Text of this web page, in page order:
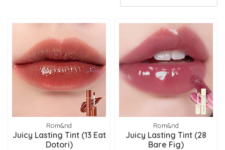
Rom&nd
Juicy Lasting Tint (13 Eat
Dotori)
Rom&nd
Juicy Lasting Tint (28
Bare Fig)